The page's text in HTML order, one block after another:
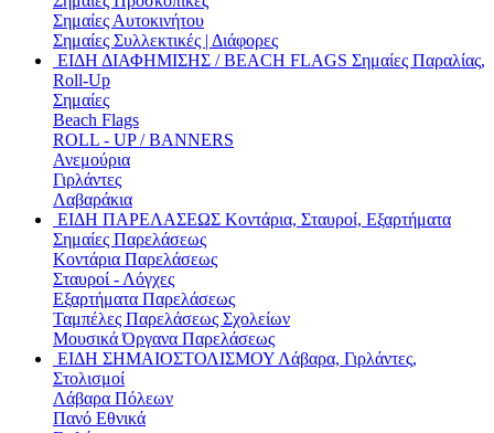
Σημαίες Αυτοκινήτου
Σημαίες Συλλεκτικές | Διάφορες
ΕΙΔΗ ΔΙΑΦΗΜΙΣΗΣ / BEACH FLAGS Σημαίες Παραλίας,
Roll-Up
Σημαίες
Beach Flags
ROLL - UP / BANNERS
Ανεμούρια
Γιρλάντες
Λαβαράκια
ΕΙΔΗ ΠΑΡΕΛΑΣΕΩΣ Κοντάρια, Σταυροί, Εξαρτήματα
Σημαίες Παρελάσεως
Κοντάρια Παρελάσεως
Σταυροί - Λόγχες
Εξαρτήματα Παρελάσεως
Ταμπέλες Παρελάσεως Σχολείων
Μουσικά Όργανα Παρελάσεως
ΕΙΔΗ ΣΗΜΑΙΟΣΤΟΛΙΣΜΟΥ Λάβαρα, Γιρλάντες,
Στολισμοί
Λάβαρα Πόλεων
Πανό Εθνικά